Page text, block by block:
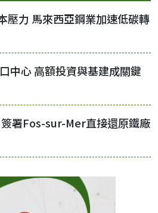
壓力 馬來西亞鋼業加速低碳轉
中心 高額投資與基建成關鍵
署Fos-sur-Mer直接還原鐵廠